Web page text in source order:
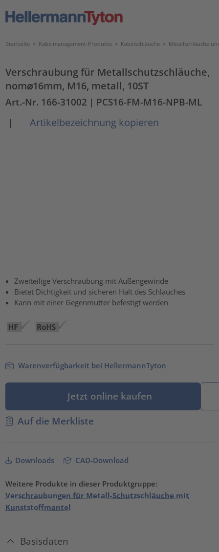
Startseite > Kabelmanagement-Produkte > Kabelschläuche > Metallschläuche
Verschraubung für Metallschutzschläuche,
nom⌀16mm, M16, metall, 10ST
Art.-Nr. 166-31002 | PCS16-FM-M16-NPB-ML
|
Artikelbezeichnung kopieren
Zweiteilige Verschraubung mit Außengewinde
Bietet Dichtigkeit und sicheren Halt des Schlauches
Kann mit einer Gegenmutter befestigt werden
Warenverfügbarkeit bei HellermannTyton
Jetzt online kaufen
Auf die Merkliste
Downloads CAD-Download
Weitere Produkte in dieser Produktgruppe:
Verschraubungen für Metall-Schutzschläuche mit
Kunststoffmantel
Basisdaten